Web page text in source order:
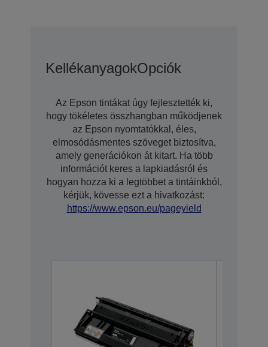
KellékanyagokOpciók
Az Epson tintákat úgy fejlesztették ki,
hogy tökéletes összhangban működjenek
az Epson nyomtatókkal, éles,
elmosódásmentes szöveget biztosítva,
amely generációkon át kitart. Ha több
információt keres a lapkiadásról és
hogyan hozza ki a legtöbbet a tintáinkból,
kérjük, kövesse ezt a hivatkozást:
https://www.epson.eu/pageyield